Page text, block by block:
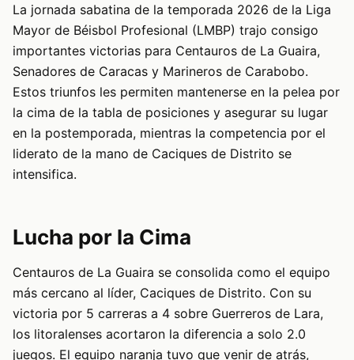
La jornada sabatina de la temporada 2026 de la Liga
Mayor de Béisbol Profesional (LMBP) trajo consigo
importantes victorias para Centauros de La Guaira,
Senadores de Caracas y Marineros de Carabobo.
Estos triunfos les permiten mantenerse en la pelea por
la cima de la tabla de posiciones y asegurar su lugar
en la postemporada, mientras la competencia por el
liderato de la mano de Caciques de Distrito se
intensifica.
Lucha por la Cima
Centauros de La Guaira se consolida como el equipo
más cercano al líder, Caciques de Distrito. Con su
victoria por 5 carreras a 4 sobre Guerreros de Lara,
los litoralenses acortaron la diferencia a solo 2.0
juegos. El equipo naranja tuvo que venir de atrás,